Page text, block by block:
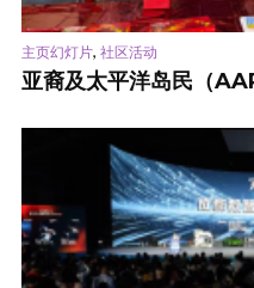
主页幻灯片, 社区活动
亚裔及太平洋岛民（